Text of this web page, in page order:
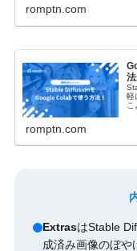
romptn.com
軽
romptn.com
ExtrasはStable
成済み画像のぼや